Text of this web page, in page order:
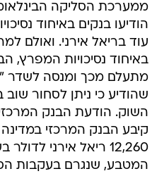
ממערכת הסליקה
הודיעו בנקים באיחוד
עוד בריאל אירני. ואולם
באיחוד נסיכויות המפרץ,
מתעלם מכך ומנסה לשדר
שהודיע כי ניתן לסחור
השוק. הודעת הבנק המרכזי
קיבע הבנק המרכזי
12,260 ריאל אירני
המטבע, שנגרם בעקבות